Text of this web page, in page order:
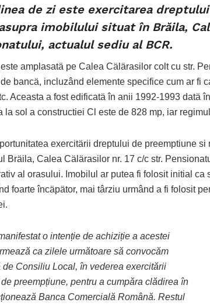
de zi este exercitarea
imobilului situat în Brăila,
actualul sediu al BCR.
amplasatä pe Calea Cälärasilor colt cu str.
bancä, incluzând elemente specifice cum ar fi
Aceasta a fost edificatä în anii 1992-1993 datä
la sol a constructiei Cl este de 828 mp, iar
exercitärii dreptului de preemptiune
Bräila, Calea Cälärasilor nr. 17 c/c str.
al orasului. Imobilul ar putea fi folosit initial
foarte încäpätor, mai târziu urmând a fi folosit
o intenție de achiziție a acestei
ca zilele următoare să convocăm
de Consiliu Local, în vederea exercitării
preempțiune, pentru a cumpăra clădirea în
Banca Comercială Română. Restul